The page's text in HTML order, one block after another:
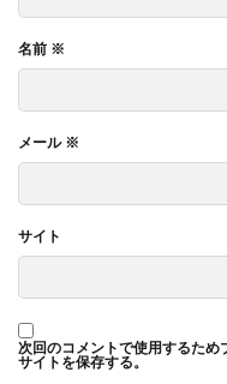
名前 ※
メール ※
サイト
次回のコメントで使用するため
サイトを保存する。